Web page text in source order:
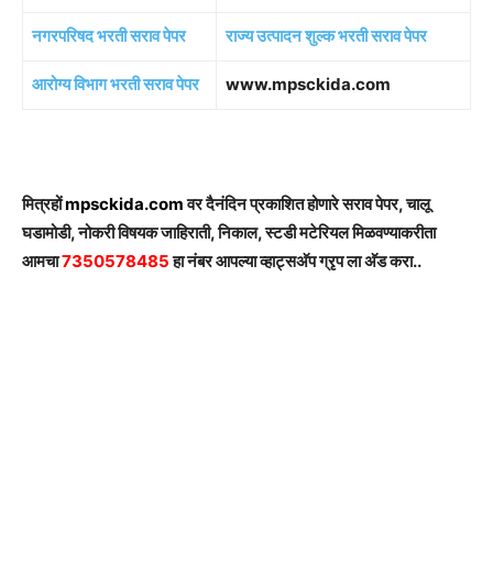
नगरपरिषद भरती सराव पेपर राज्य उत्पादन शुल्क भरती सराव पेपर
आरोग्य विभाग भरती सराव पेपर www.mpsckida.com
मित्रहोंmpsckida.comवर दैनंदिन प्रकाशित होणारे सराव पेपर, चालू
घडामोडी, नोकरी विषयक जाहिराती, निकाल, स्टडी मटेरियल मिळवण्याकरीता
आमचा7350578485हा नंबर आपल्या व्हाट्सअ‍ॅप ग्रृप ला अ‍ॅड करा..